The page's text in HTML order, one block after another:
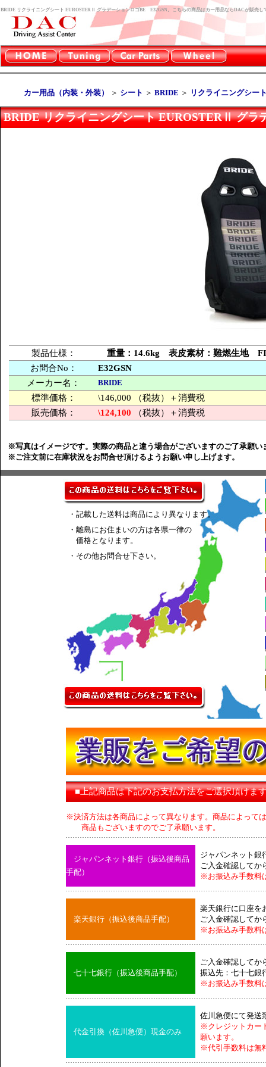
BRIDE リクライニングシート EUROSTERⅡ グラデーションロゴBE E32GSN。こちらの商品はカー用品ならDACが販売し
カー用品（内装・外装） ＞ シート ＞ BRIDE ＞ リクライニングシー
BRIDE リクライニングシート EUROSTERⅡ グ
製品仕様：
重量：14.6kg 表皮素材：難燃生地
お問合No：
E32GSN
メーカー名：
BRIDE
標準価格：
\146,000 （税抜）＋消費税
販売価格：
\124,100 （税抜）＋消費税
※写真はイメージです。実際の商品と違う場合がございますのご了承願い
※ご注文前に在庫状況をお問合せ頂けるようお願い申し上げます。
・記載した送料は商品により異なります。
・離島にお住まいの方は各県一律の
価格となります。
・その他お問合せ下さい。
■上記商品は下記のお支払方法をご選択頂けま
※決済方法は各商品によって異なります。商品によって
商品もございますのでご了承願います。
ジャパンネット銀行（振込後商品
手配）
ジャパンネット銀
ご入金確認してか
※お振込み手数料
楽天銀行（振込後商品手配）
楽天銀行に口座を
ご入金確認してか
※お振込み手数料
七十七銀行（振込後商品手配）
ご入金確認してか
振込先：七十七銀
※お振込み手数料
代金引換（佐川急便）現金のみ
佐川急便にて発送
※クレジットカー
願います。
※代引手数料は無